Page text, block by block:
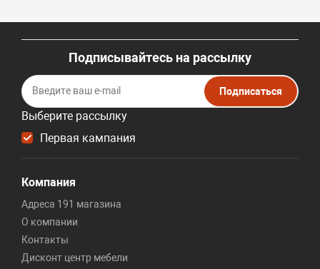
Подписывайтесь на рассылку
Выберите рассылку
Первая кампания
Подписаться
Компания
Адреса 191 магазина
О компании
Контакты
Дисконт центр мебели